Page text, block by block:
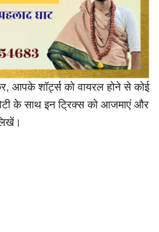
आपके शॉर्ट्स को वायरल होने से कोई
के साथ इन ट्रिक्स को आजमाएं और